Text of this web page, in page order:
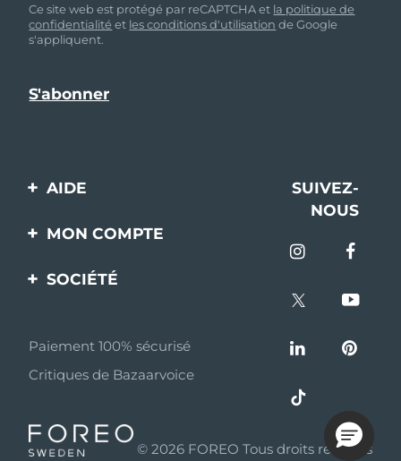
Ce site web est protégé par reCAPTCHA et la politique de
confidentialité et les conditions d'utilisation de Google
s'appliquent.
AIDE
Contactez-nous
livraisons
Questions et réponses
Informations sur la
SUIVEZ-
NOUS
MON COMPTE
Enregistrement produit
SOCIÉTÉ
Programme d’affiliation
Nouvelles d'affiliation
Partenaires
Paiement 100% sécurisé
Critiques de Bazaarvoice
© 2026 FOREO Tous droits réservés